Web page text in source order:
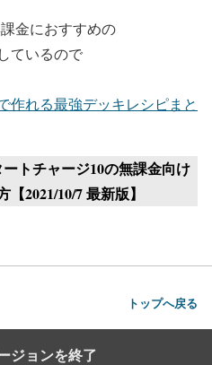
金におすすめの
ているので
れる最強デッキレシピまと
ートチャージ10の無課金向け
2021/10/7 最新版】
トップへ戻る
ジョンを終了